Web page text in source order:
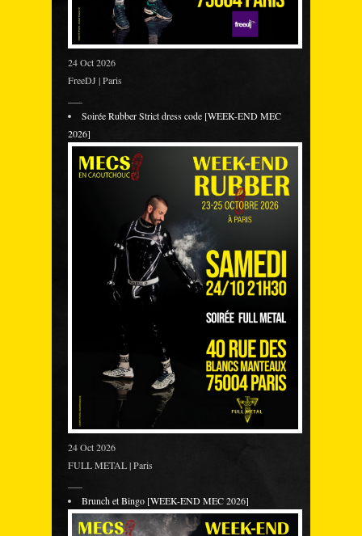
24 Oct 2026
FreeDJ | Paris
Soirée Rubber Strict dress code [WEEK-END MEC
2026]
24 Oct 2026
FULL METAL | Paris
Brunch et Bingo [WEEK-END MEC 2026]